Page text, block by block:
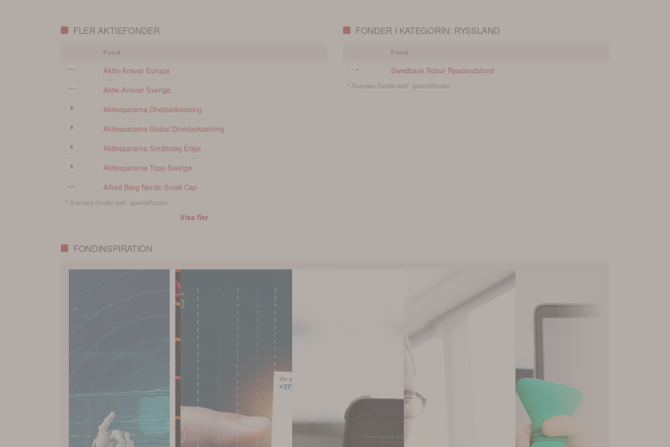
FLER AKTIEFONDER
Fond
Aktie-Ansvar Europa
Aktie-Ansvar Sverige
Aktiespararna Direktavkastning
Aktiespararna Global Direktavkastning
Aktiespararna Småbolag Edge
Aktiespararna Topp Sverige
Alfred Berg Nordic Small Cap
* Svenska fonder exkl. specialfonder.
Visa fler
FONDER I KATEGORIN: RYSSLAND
Fond
Swedbank Robur Rysslandsfond
* Svenska fonder exkl. specialfonder.
FONDINSPIRATION